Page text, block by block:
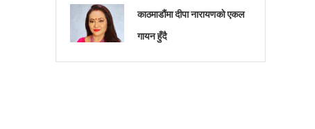
काठमाडौंमा दीपा नारायणको एकल
गायन हुँदै